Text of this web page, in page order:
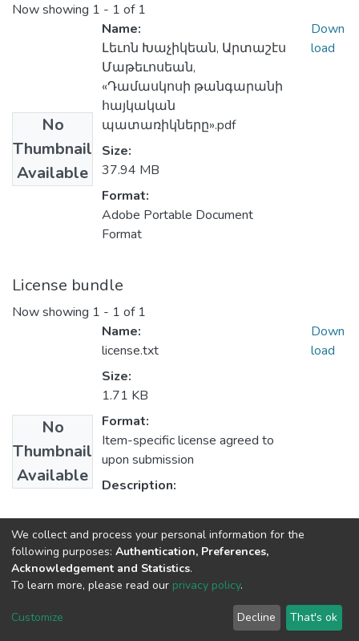
Now showing 1 - 1 of 1
No
Thumbnail
Available
Name:
Լեւոն Խաչիկեան, Արտաշէս
Մաթեւոսեան,
«Դամասկոսի թանգարանի
հայկական
պատառիկները».pdf
Size:
37.94 MB
Format:
Adobe Portable Document
Format
Down
load
License bundle
Now showing 1 - 1 of 1
No
Thumbnail
Available
Name:
license.txt
Size:
1.71 KB
Format:
Item-specific license agreed to
upon submission
Description:
Down
load
Collections
Articles
Haigazian Repository
For further information, please contact: Library@haigazian.edu.lb
We collect and process your personal information for the
following purposes: Authentication, Preferences,
Acknowledgement and Statistics.
To learn more, please read our privacy policy.
Customize Decline That's ok